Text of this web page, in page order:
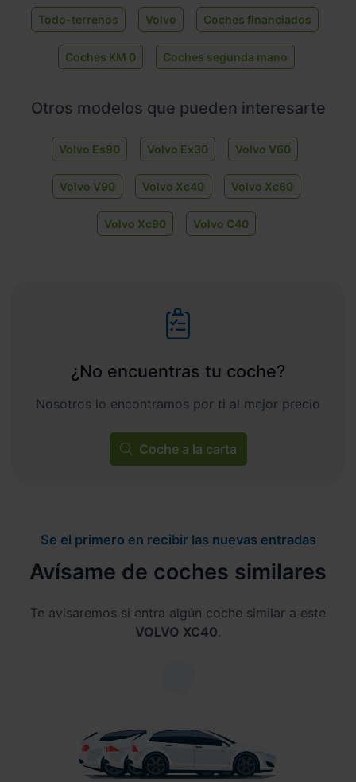
Todo-terrenos Volvo Coches financiados
Coches KM 0 Coches segunda mano
Otros modelos que pueden interesarte
Volvo Es90 Volvo Ex30 Volvo V60
Volvo V90 Volvo Xc40 Volvo Xc60
Volvo Xc90 Volvo C40
¿No encuentras tu coche?
Nosotros lo encontramos por ti al mejor precio
Coche a la carta
Se el primero en recibir las nuevas entradas
Avísame de coches similares
Te avisaremos si entra algún coche similar a este
VOLVO XC40.